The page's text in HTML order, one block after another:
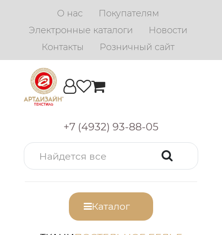
О нас
Покупателям
Электронные каталоги
Новости
Контакты
Розничный сайт
+7 (4932) 93-88-05
Каталог